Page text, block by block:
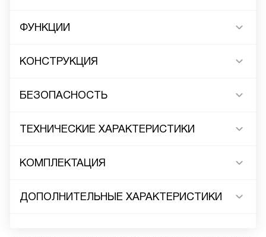
ФУНКЦИИ
КОНСТРУКЦИЯ
БЕЗОПАСНОСТЬ
ТЕХНИЧЕСКИЕ ХАРАКТЕРИСТИКИ
КОМПЛЕКТАЦИЯ
ДОПОЛНИТЕЛЬНЫЕ ХАРАКТЕРИСТИКИ